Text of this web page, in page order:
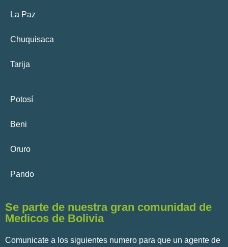
La Paz
Chuquisaca
Tarija
Potosí
Beni
Oruro
Pando
Se parte de nuestra gran comunidad de
Medicos de Bolivia
Comunicate a los siguientes numero para que un agente de